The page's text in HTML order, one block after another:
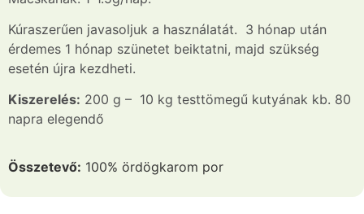
Kúraszerűen javasoljuk a használatát. 3 hónap után
érdemes 1 hónap szünetet beiktatni, majd szükség
esetén újra kezdheti.
Kiszerelés: 200 g – 10 kg testtömegű kutyának kb. 80
napra elegendő
Összetevő: 100% ördögkarom por